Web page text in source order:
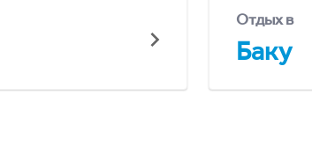
Отдых в
Баку